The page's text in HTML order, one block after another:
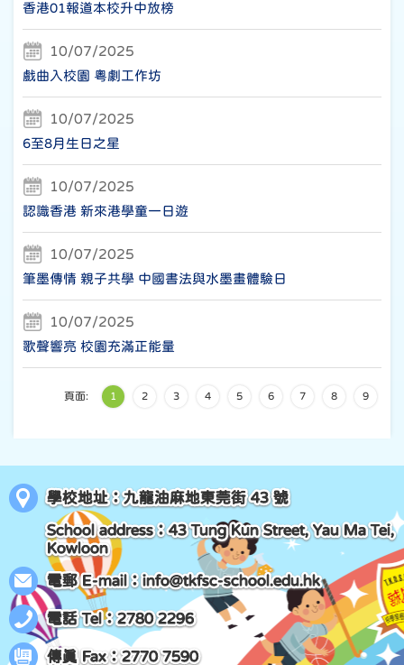
香港01報道本校升中放榜
10/07/2025
戲曲入校園 粵劇工作坊
10/07/2025
6至8月生日之星
10/07/2025
認識香港 新來港學童一日遊
10/07/2025
筆墨傳情 親子共學 中國書法與水墨畫體驗日
10/07/2025
歌聲響亮 校園充滿正能量
頁面: 1 2 3 4 5 6 7 8 9
學校地址：九龍油麻地東莞街 43 號
School address：43 Tung Kun Street, Yau Ma Tei,
Kowloon
電郵 E-mail： info@tkfsc-school.edu.hk
電話 Tel：2780 2296
傳真 Fax：2770 7590